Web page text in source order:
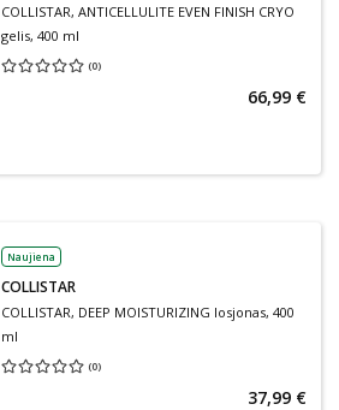
COLLISTAR, ANTICELLULITE EVEN FINISH CRYO
gelis, 400 ml
(0)
Vidutinis įvertinimas 0.00
66,99 €
Naujiena
COLLISTAR
COLLISTAR, DEEP MOISTURIZING losjonas, 400
ml
(0)
Vidutinis įvertinimas 0.00
37,99 €